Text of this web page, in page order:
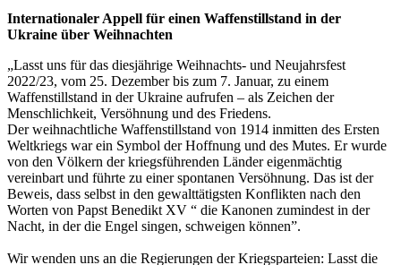
Internationaler Appell für einen Waffenstillstand in der
Ukraine über Weihnachten
„Lasst uns für das diesjährige Weihnachts- und Neujahrsfest
2022/23, vom 25. Dezember bis zum 7. Januar, zu einem
Waffenstillstand in der Ukraine aufrufen – als Zeichen der
Menschlichkeit, Versöhnung und des Friedens.
Der weihnachtliche Waffenstillstand von 1914 inmitten des Ersten
Weltkriegs war ein Symbol der Hoffnung und des Mutes. Er wurde
von den Völkern der kriegsführenden Länder eigenmächtig
vereinbart und führte zu einer spontanen Versöhnung. Das ist der
Beweis, dass selbst in den gewalttätigsten Konflikten nach den
Worten von Papst Benedikt XV “ die Kanonen zumindest in der
Nacht, in der die Engel singen, schweigen können”.
Wir wenden uns an die Regierungen der Kriegsparteien: Lasst die